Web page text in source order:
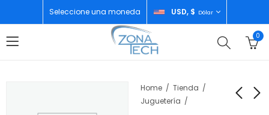
Seleccione una moneda USD, $ Dólar
0
Home
Tienda
Juguetería